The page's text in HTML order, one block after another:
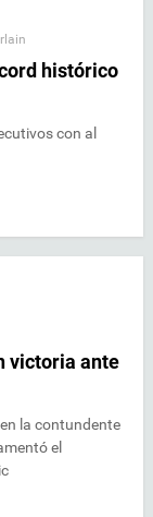
histórico
con al
victoria ante
la contundente
el